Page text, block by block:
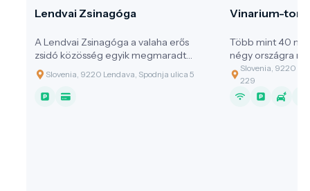
Lendvai Zsinagóga
A Lendvai Zsinagóga a valaha erős
zsidó közösség egyik megmaradt
emlékműve, amely egészen a második
világháborúig Lendva városának
fejlődési motorja volt.
Slovenia, 9220 Lendava, Spodnja ulica 5
Vinarium-
Több mint 40
négy országra
Lendva
és 360 fokos
változatos tájra,
Slovenia, 9220
229